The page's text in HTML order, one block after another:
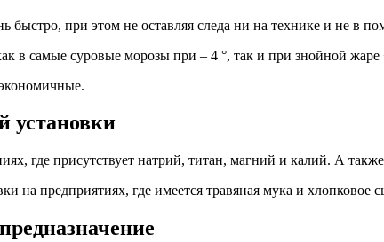
быстро, при этом не оставляя следа ни на технике и не в
в самые суровые морозы при – 4 °, так и при знойной жаре
установки
где присутствует натрий, титан, магний и калий. А
на предприятиях, где имеется травяная мука и хлопковое